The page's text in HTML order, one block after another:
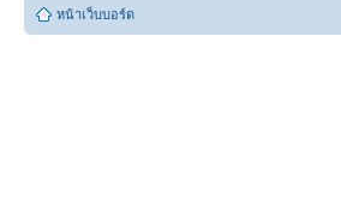
หน้าเว็บบอร์ด